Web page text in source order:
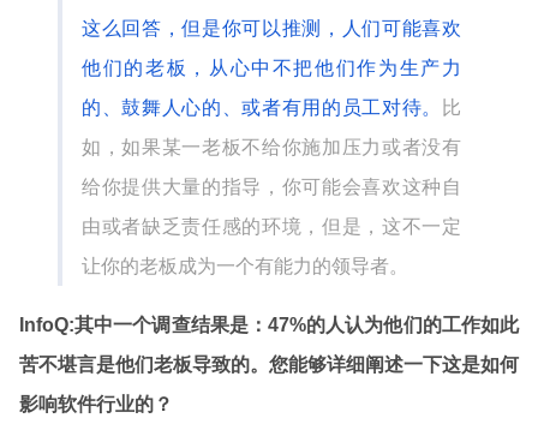
这么回答，但是你可以推测，人们可能喜欢
他们的老板，从心中不把他们作为生产力
的、鼓舞人心的、或者有用的员工对待。
比
如，如果某一老板不给你施加压力或者没有
给你提供大量的指导，你可能会喜欢这种自
由或者缺乏责任感的环境，但是，这不一定
让你的老板成为一个有能力的领导者。
InfoQ:其中一个调查结果是： 47%的人认为他们的工作如此
苦不堪言是他们老板导致的。您能够详细阐述一下这是如何
影响软件行业的？